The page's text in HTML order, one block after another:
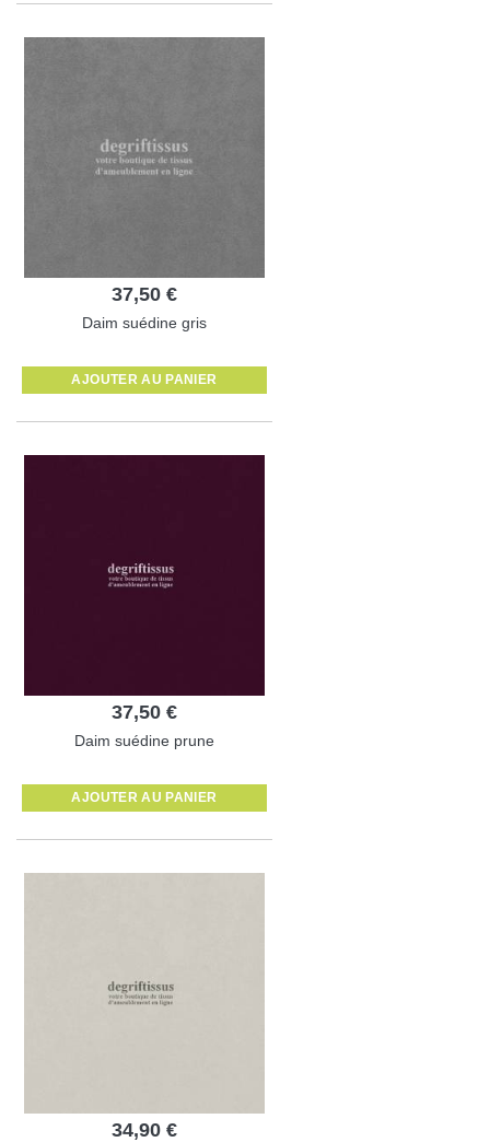
37,50 €
Daim suédine gris
AJOUTER AU PANIER
37,50 €
Daim suédine prune
AJOUTER AU PANIER
34,90 €